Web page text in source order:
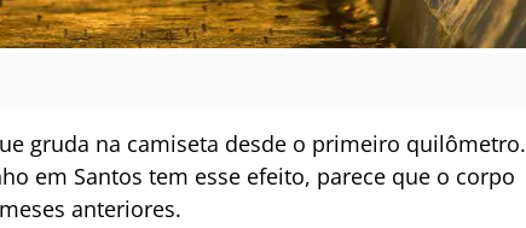
gruda na camiseta desde o primeiro quilômetro.
em Santos tem esse efeito, parece que o corpo
anteriores.